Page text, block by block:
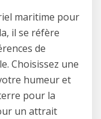
maritime pour
il se réfère
de
Choisissez une
humeur et
pour la
un attrait